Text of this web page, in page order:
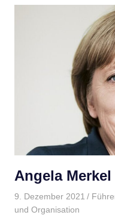
Angela
9. Dezember 2021
und Organisation